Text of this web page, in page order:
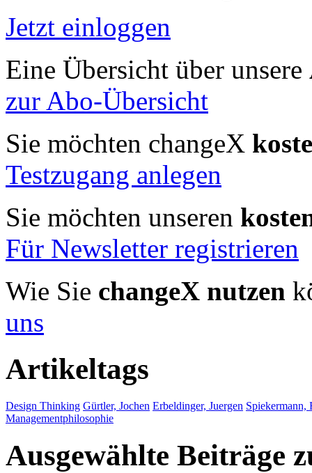
Jetzt einloggen
Eine Übersicht über unsere
zur Abo-Übersicht
Sie möchten changeX
Testzugang anlegen
Sie möchten unseren
Für Newsletter registrieren
Wie Sie changeX nutzen
uns
Artikeltags
Design Thinking Gürtler, Jochen Erbeldinger, Juergen Spiekermann,
Managementphilosophie
Ausgewählte Beiträge